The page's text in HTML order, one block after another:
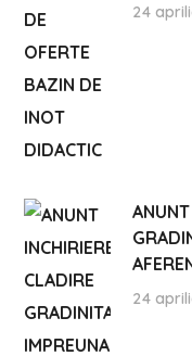
24
24